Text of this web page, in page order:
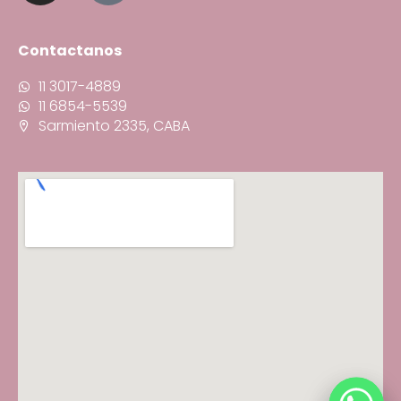
Contactanos
11 3017-4889
11 6854-5539
Sarmiento 2335, CABA